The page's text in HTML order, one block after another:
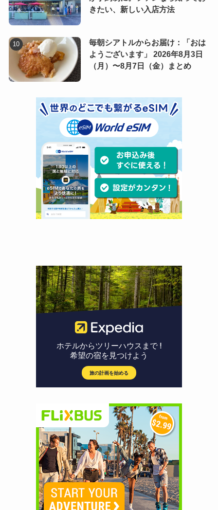
きたい、新しい入店方法
毎朝シアトルからお届け：「おは
ようございます」 2026年8月3日
（月）〜8月7日（金）まとめ